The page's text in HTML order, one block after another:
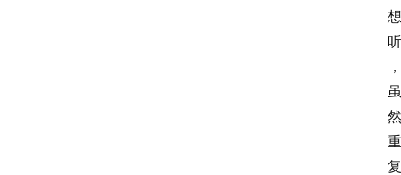
想
听
，
虽
然
重
复